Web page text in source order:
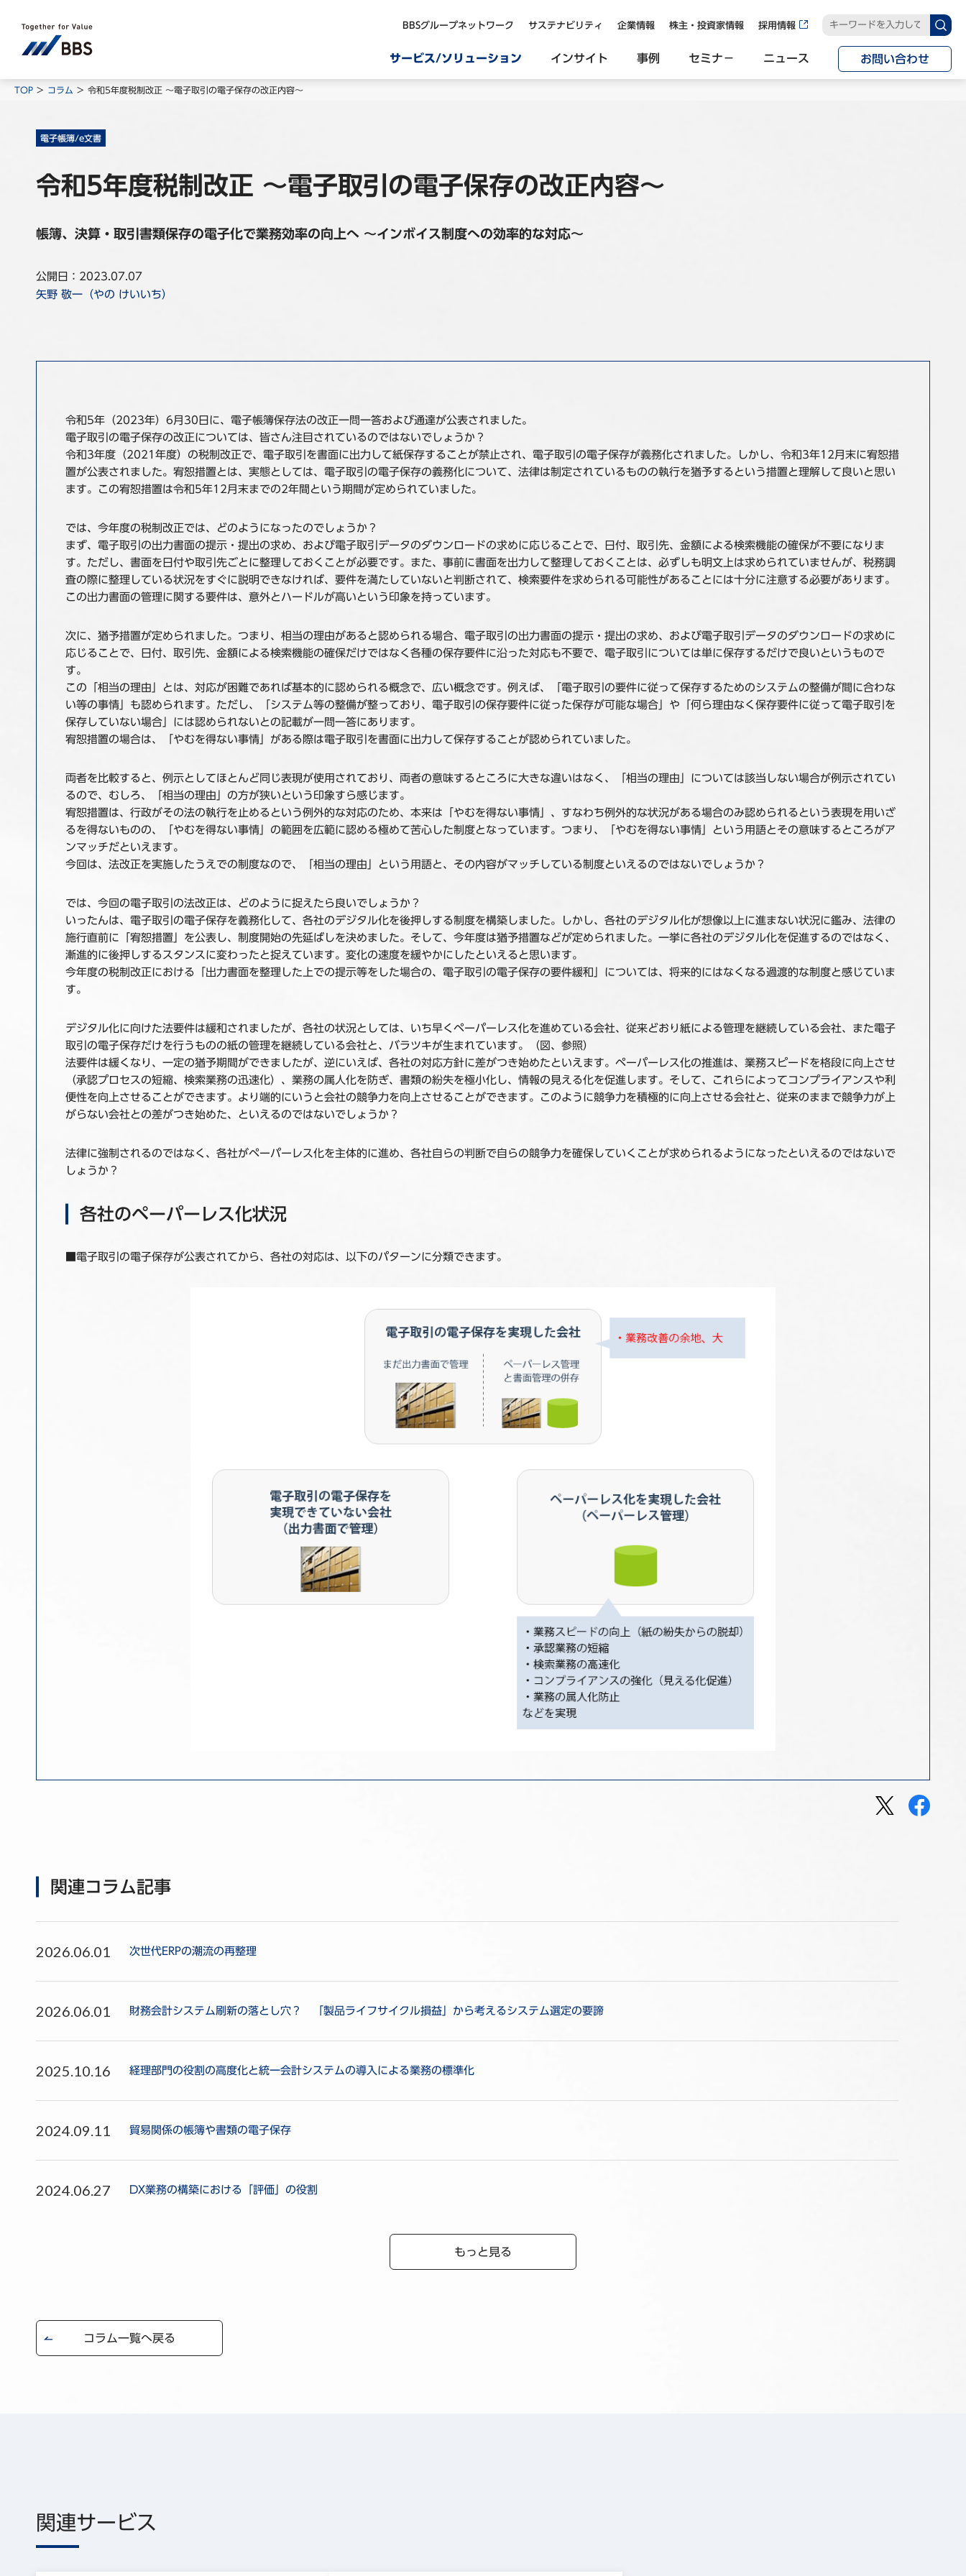
BBSグループネットワーク サステナビリティ 企業情報 株主・投資家情報 採用情報
サービス/ソリューション インサイト 事例 セミナ− ニュース お問い合わせ
TOP コラム 令和5年度税制改正 ～電子取引の電子保存の改正内容～
電子帳簿/e文書
令和5年度税制改正 ～電子取引の電子保存の改正内容～
帳簿、決算・取引書類保存の電子化で業務効率の向上へ ～インボイス制度への効率的な対応～
公開日：2023.07.07
矢野 敬一（やの けいいち）
令和5年（2023年）6月30日に、電子帳簿保存法の改正一問一答および通達が公表されました。
電子取引の電子保存の改正については、皆さん注目されているのではないでしょうか？
令和3年度（2021年度）の税制改正で、電子取引を書面に出力して紙保存することが禁止され、電子取引の電子保存が義務化されました。しかし、令和3年12月末に宥恕措
置が公表されました。宥恕措置とは、実態としては、電子取引の電子保存の義務化について、法律は制定されているものの執行を猶予するという措置と理解して良いと思い
ます。この宥恕措置は令和5年12月末までの2年間という期間が定められていました。
では、今年度の税制改正では、どのようになったのでしょうか？
まず、電子取引の出力書面の提示・提出の求め、および電子取引データのダウンロードの求めに応じることで、日付、取引先、金額による検索機能の確保が不要になりま
す。ただし、書面を日付や取引先ごとに整理しておくことが必要です。また、事前に書面を出力して整理しておくことは、必ずしも明文上は求められていませんが、税務調
査の際に整理している状況をすぐに説明できなければ、要件を満たしていないと判断されて、検索要件を求められる可能性があることには十分に注意する必要があります。
この出力書面の管理に関する要件は、意外とハードルが高いという印象を持っています。
次に、猶予措置が定められました。つまり、相当の理由があると認められる場合、電子取引の出力書面の提示・提出の求め、および電子取引データのダウンロードの求めに
応じることで、日付、取引先、金額による検索機能の確保だけではなく各種の保存要件に沿った対応も不要で、電子取引については単に保存するだけで良いというもので
す。
この「相当の理由」とは、対応が困難であれば基本的に認められる概念で、広い概念です。例えば、「電子取引の要件に従って保存するためのシステムの整備が間に合わな
い等の事情」も認められます。ただし、「システム等の整備が整っており、電子取引の保存要件に従った保存が可能な場合」や「何ら理由なく保存要件に従って電子取引を
保存していない場合」には認められないとの記載が一問一答にあります。
宥恕措置の場合は、「やむを得ない事情」がある際は電子取引を書面に出力して保存することが認められていました。
両者を比較すると、例示としてほとんど同じ表現が使用されており、両者の意味するところに大きな違いはなく、「相当の理由」については該当しない場合が例示されてい
るので、むしろ、「相当の理由」の方が狭いという印象すら感じます。
宥恕措置は、行政がその法の執行を止めるという例外的な対応のため、本来は「やむを得ない事情」、すなわち例外的な状況がある場合のみ認められるという表現を用いざ
るを得ないものの、「やむを得ない事情」の範囲を広範に認める極めて苦心した制度となっています。つまり、「やむを得ない事情」という用語とその意味するところがア
ンマッチだといえます。
今回は、法改正を実施したうえでの制度なので、「相当の理由」という用語と、その内容がマッチしている制度といえるのではないでしょうか？
では、今回の電子取引の法改正は、どのように捉えたら良いでしょうか？
いったんは、電子取引の電子保存を義務化して、各社のデジタル化を後押しする制度を構築しました。しかし、各社のデジタル化が想像以上に進まない状況に鑑み、法律の
施行直前に「宥恕措置」を公表し、制度開始の先延ばしを決めました。そして、今年度は猶予措置などが定められました。一挙に各社のデジタル化を促進するのではなく、
漸進的に後押しするスタンスに変わったと捉えています。変化の速度を緩やかにしたといえると思います。
今年度の税制改正における「出力書面を整理した上での提示等をした場合の、電子取引の電子保存の要件緩和」については、将来的にはなくなる過渡的な制度と感じていま
す。
デジタル化に向けた法要件は緩和されましたが、各社の状況としては、いち早くペーパーレス化を進めている会社、従来どおり紙による管理を継続している会社、また電子
取引の電子保存だけを行うものの紙の管理を継続している会社と、バラツキが生まれています。（図、参照）
法要件は緩くなり、一定の猶予期間ができましたが、逆にいえば、各社の対応方針に差がつき始めたといえます。ペーパーレス化の推進は、業務スピードを格段に向上させ
（承認プロセスの短縮、検索業務の迅速化）、業務の属人化を防ぎ、書類の紛失を極小化し、情報の見える化を促進します。そして、これらによってコンプライアンスや利
便性を向上させることができます。より端的にいうと会社の競争力を向上させることができます。このように競争力を積極的に向上させる会社と、従来のままで競争力が上
がらない会社との差がつき始めた、といえるのではないでしょうか？
法律に強制されるのではなく、各社がペーパーレス化を主体的に進め、各社自らの判断で自らの競争力を確保していくことが求められるようになったといえるのではないで
しょうか？
各社のペーパーレス化状況
■電子取引の電子保存が公表されてから、各社の対応は、以下のパターンに分類できます。
関連コラム記事
2026.06.01 次世代ERPの潮流の再整理
2026.06.01 財務会計システム刷新の落とし穴？ 「製品ライフサイクル損益」から考えるシステム選定の要諦
2025.10.16 経理部門の役割の高度化と統一会計システムの導入による業務の標準化
2024.09.11 貿易関係の帳簿や書類の電子保存
2024.06.27 DX業務の構築における「評価」の役割
もっと見る
コラム一覧へ戻る
関連サービス